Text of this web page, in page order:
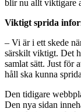
blir nu allt viktigare
Viktigt sprida
– Vi är i ett skede
särskilt viktigt. Det
samlat sätt. Just för
håll ska kunna
Den tidigare
Den nya sidan